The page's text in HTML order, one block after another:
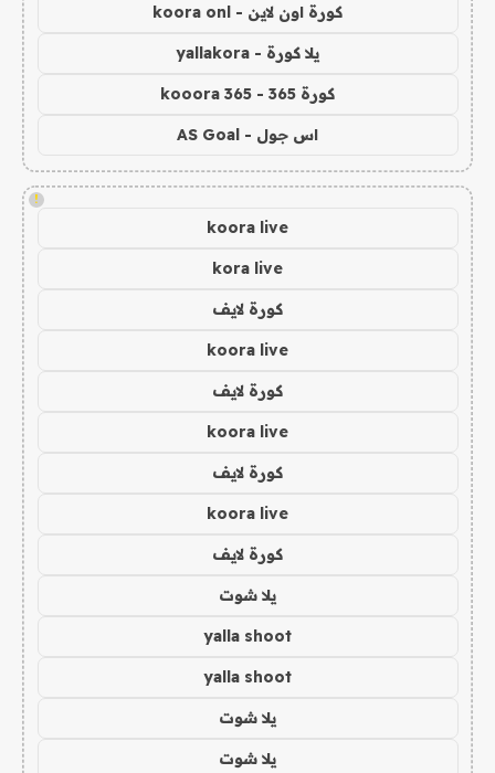
كورة اون لاين - koora onl
يلا كورة - yallakora
كورة 365 - kooora 365
اس جول - AS Goal
!
koora live
kora live
كورة لايف
koora live
كورة لايف
koora live
كورة لايف
koora live
كورة لايف
يلا شوت
yalla shoot
yalla shoot
يلا شوت
يلا شوت